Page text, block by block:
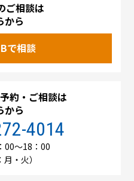
ご相談は
から
で相談
約・ご相談は
から
4014
00～18：00
月・火）